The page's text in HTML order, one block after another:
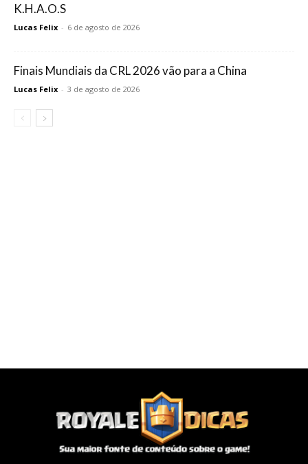
K.H.A.O.S
Lucas Felix - 6 de agosto de 2026
Finais Mundiais da CRL 2026 vão para a China
Lucas Felix - 3 de agosto de 2026